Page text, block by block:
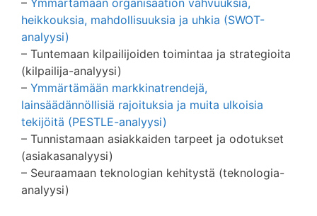
– Ymmärtämään organisaation vahvuuksia,
heikkouksia, mahdollisuuksia ja uhkia (SWOT-
analyysi)
– Tuntemaan kilpailijoiden toimintaa ja strategioita
(kilpailija-analyysi)
– Ymmärtämään markkinatrendejä,
lainsäädännöllisiä rajoituksia ja muita ulkoisia
tekijöitä (PESTLE-analyysi)
– Tunnistamaan asiakkaiden tarpeet ja odotukset
(asiakasanalyysi)
– Seuraamaan teknologian kehitystä (teknologia-
analyysi)